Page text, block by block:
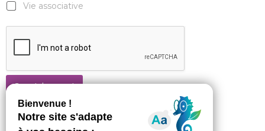
Vie associative
Je m'abonne !